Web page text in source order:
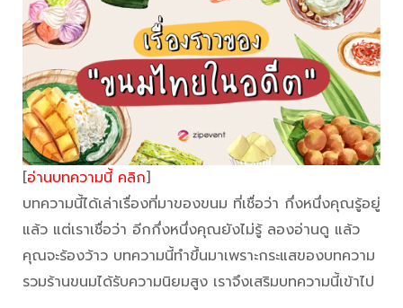
[อ่านบทความนี้ คลิก]
บทความนี้ได้เล่าเรื่องที่มาของขนม ที่เชื่อว่า กึ่งหนึ่งคุณรู้อยู่
แล้ว แต่เราเชื่อว่า อีกกึ่งหนึ่งคุณยังไม่รู้ ลองอ่านดู แล้ว
คุณจะร้องว้าว บทความนี้ทำขึ้นมาเพราะกระแสของบทความ
รวมร้านขนมได้รับความนิยมสูง เราจึงเสริมบทความนี้เข้าไป